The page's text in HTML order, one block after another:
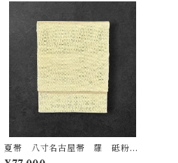
夏帯 八寸名古屋帯 羅 砥粉色
の地 細長い菱文 長さ 364㎝